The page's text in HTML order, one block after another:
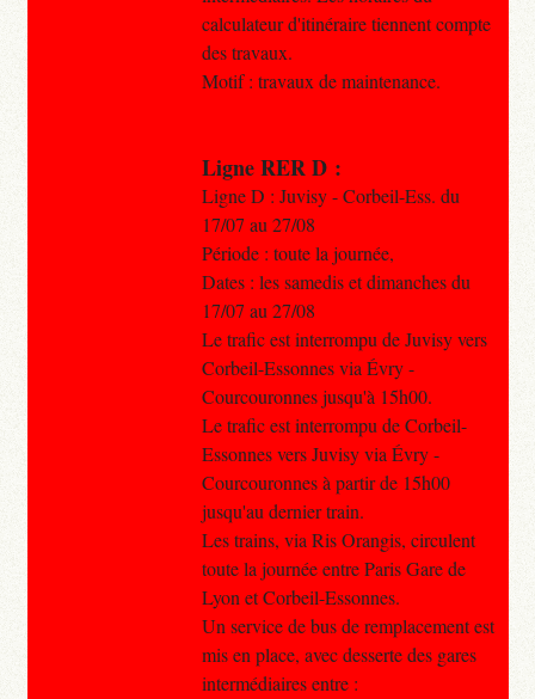
calculateur d'itinéraire tiennent compte
des travaux.
Motif : travaux de maintenance.
Ligne RER D :
Ligne D : Juvisy - Corbeil-Ess. du
17/07 au 27/08
Période : toute la journée,
Dates : les samedis et dimanches du
17/07 au 27/08
Le trafic est interrompu de Juvisy vers
Corbeil-Essonnes via Évry -
Courcouronnes jusqu'à 15h00.
Le trafic est interrompu de Corbeil-
Essonnes vers Juvisy via Évry -
Courcouronnes à partir de 15h00
jusqu'au dernier train.
Les trains, via Ris Orangis, circulent
toute la journée entre Paris Gare de
Lyon et Corbeil-Essonnes.
Un service de bus de remplacement est
mis en place, avec desserte des gares
intermédiaires entre :